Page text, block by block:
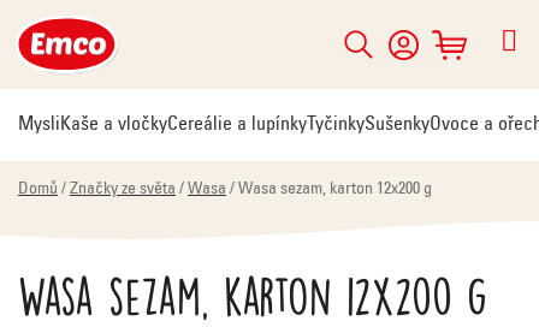
na
obsah
Hledat
NÁKUPNÍ
KOŠÍK
MysliKaše a vločkyCereálie a lupínky TyčinkySušenkyOvoce a
Domů / Značky ze světa / Wasa / Wasa sezam, karton 12x200 g
Wasa sezam, karton 12x200 g